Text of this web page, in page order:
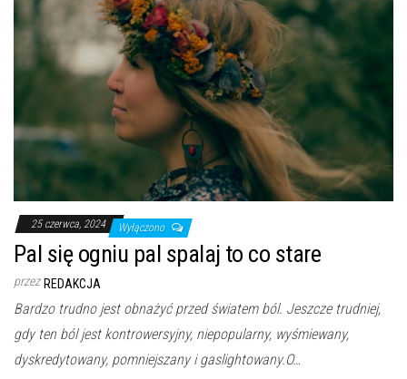
25 czerwca, 2024 Wyłączono
Pal się ogniu pal spalaj to co stare
przez REDAKCJA
Bardzo trudno jest obnażyć przed światem ból. Jeszcze trudniej,
gdy ten ból jest kontrowersyjny, niepopularny, wyśmiewany,
dyskredytowany, pomniejszany i gaslightowany.O…